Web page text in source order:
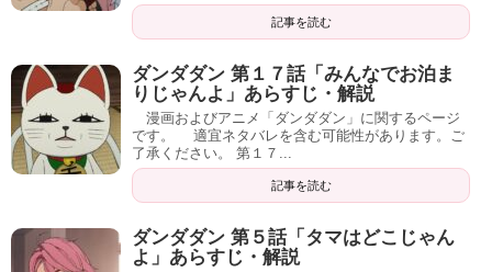
記事を読む
ダンダダン 第１７話「みんなでお泊ま
りじゃんよ」あらすじ・解説
漫画およびアニメ「ダンダダン」に関するページ
です。 適宜ネタバレを含む可能性があります。ご
了承ください。 第１７...
記事を読む
ダンダダン 第５話「タマはどこじゃん
よ」あらすじ・解説